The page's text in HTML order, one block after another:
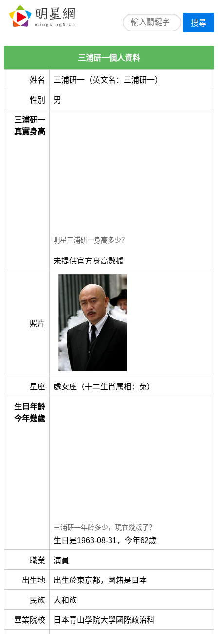
搜尋
三浦研一個人資料
姓名 三浦研一（英文名：三浦研一）
性別 男
三浦研一
真實身高
明星三浦研一身高多少？
未提供官方身高數據
照片
星座 處女座（十二生肖属相：兔）
生日年齡
今年幾歲
三浦研一年齡多少，現在幾歲了？
生日是1963-08-31，今年62歲
職業 演員
出生地 出生於東京都，國籍是日本
民族 大和族
畢業院校 日本青山學院大學國際政治科